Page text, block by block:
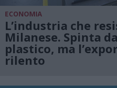
ECONOMIA
L’industria che
Milanese. Spinta
plastico, ma
rilento